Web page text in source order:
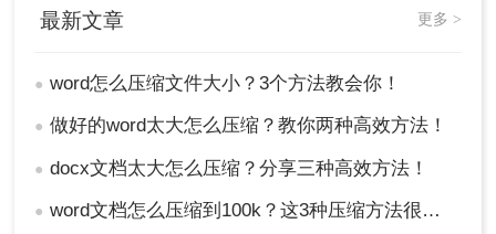
最新文章 更多 >
● word怎么压缩文件大小？3个方法教会你！
● 做好的word太大怎么压缩？教你两种高效方法！
● docx文档太大怎么压缩？分享三种高效方法！
● word文档怎么压缩到100k？这3种压缩方法很实用！